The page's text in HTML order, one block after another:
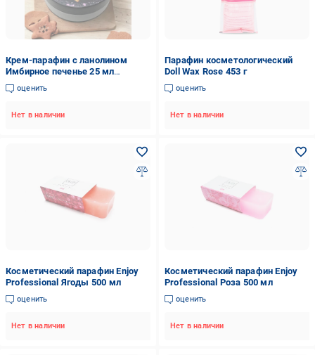
Крем-парафин с ланолином
Имбирное печенье 25 мл
(2032079604535)
оценить
Нет в наличии
Парафин косметологический
Doll Wax Rose 453 г
оценить
Нет в наличии
Косметический парафин Enjoy
Professional Ягоды 500 мл
оценить
Нет в наличии
Косметический парафин Enjoy
Professional Роза 500 мл
оценить
Нет в наличии